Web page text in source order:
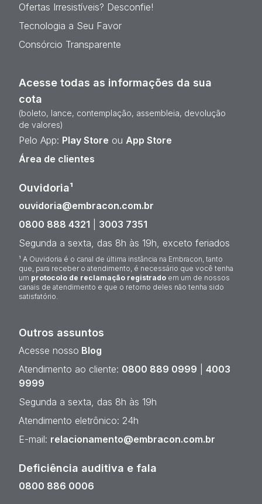
Ofertas Irresistíveis? Desconfie!
Tecnologia a Seu Favor
Consórcio Transparente
Acesse todas as informações da sua
cota
(boleto, lance, contemplação, assembleia, devolução
de valores)
Pelo App: Play Store ou App Store
Área de clientes
Ouvidoria¹
ouvidoria@embracon.com.br
0800 888 4321
3003 7351
Segunda a sexta, das 8h às 19h, exceto feriados
¹ A Ouvidoria é o canal de última instância na Embracon, tanto
que, para receber o atendimento, é necessário que você tenha
um protocolo de reclamação registrado em um de nossos
canais de atendimento e que o retorno deles não tenha sido
satisfatório.
Outros assuntos
Acesse nosso Blog
Atendimento ao cliente: 0800 889 0999
4003
9999
Segunda a sexta, das 8h às 19h
Atendimento eletrônico: 24h
E-mail: relacionamento@embracon.com.br
Deficiência auditiva e fala
0800 886 0006